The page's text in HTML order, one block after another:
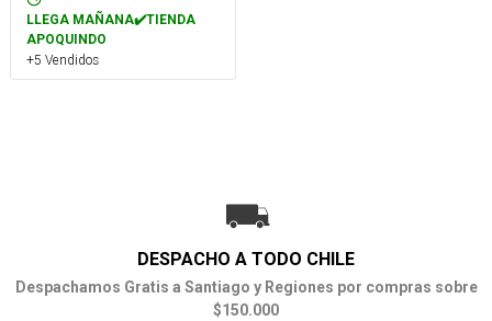
LLEGA MAÑANA✔️TIENDA
APOQUINDO
+5 Vendidos
DESPACHO A TODO CHILE
Despachamos Gratis a Santiago y Regiones por compras sobre
$150.000